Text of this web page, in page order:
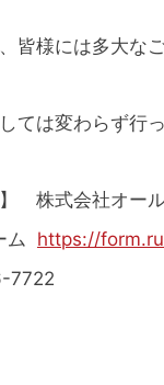
皆様には多大な
ては変わらず行
】 株式会社オー
ム https://
7722